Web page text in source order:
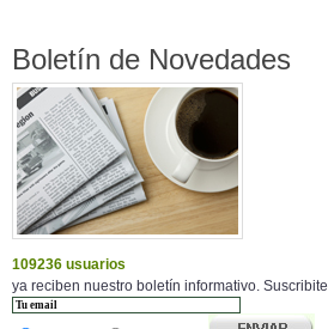
Boletín de Novedades
109236 usuarios
ya reciben nuestro boletín informativo.